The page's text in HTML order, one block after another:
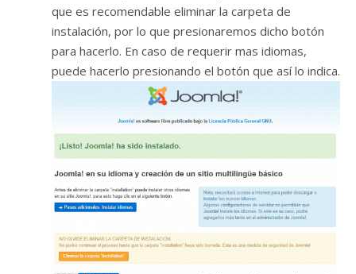
que es recomendable eliminar la carpeta de
instalación, por lo que presionaremos dicho botón
para hacerlo. En caso de requerir mas idiomas,
puede hacerlo presionando el botón que así lo indica.